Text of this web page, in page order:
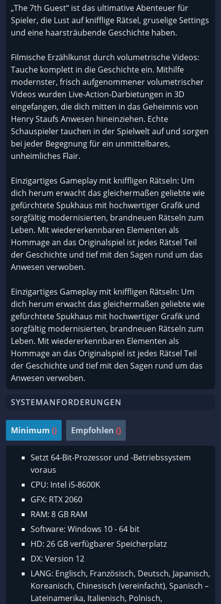
„The 7th Guest“ ist das ultimative Abenteuer für
Spieler, die Lust auf knifflige Rätsel, gruselige Settings
und eine haarsträubende Geschichte haben.
Filmische Erzählkunst durch volumetrische Videos:
Tauche komplett in die Geschichte ein. Mithilfe
modernster, frisch aufgenommener volumetrischer
Videos wurden Live-Action-Darbietungen in 3D
eingefangen, die dich mitten in das Geheimnis von
Henry Staufs Anwesen hineinziehen. Echte
Schauspieler tauchen in der Spielwelt auf und sorgen
bei jeder Begegnung für ein unmittelbares,
unheimliches Flair.
Einzigartiges Gameplay mit kniffligen Rätseln: Um
dich herum erwacht das gleichermaßen geliebte wie
gefürchtete Spukhaus mit hochwertiger Grafik und
sorgfältig modernisierten, brandneuen Rätseln zum
Leben. Mit wiedererkennbaren Elementen als
Hommage an das Originalspiel ist jedes Rätsel Teil
der Geschichte und tief mit den Sagen rund um das
Anwesen verwoben.
Einzigartiges Gameplay mit kniffligen Rätseln: Um
dich herum erwacht das gleichermaßen geliebte wie
gefürchtete Spukhaus mit hochwertiger Grafik und
sorgfältig modernisierten, brandneuen Rätseln zum
Leben. Mit wiedererkennbaren Elementen als
Hommage an das Originalspiel ist jedes Rätsel Teil
der Geschichte und tief mit den Sagen rund um das
Anwesen verwoben.
SYSTEMANFORDERUNGEN
Minimum () Empfohlen ()
Setzt 64-Bit-Prozessor und -Betriebssystem
voraus
CPU: Intel i5-8600K
GFX: RTX 2060
RAM: 8 GB RAM
Software: Windows 10 - 64 bit
HD: 26 GB verfügbarer Speicherplatz
DX: Version 12
LANG: Englisch, Französisch, Deutsch, Japanisch,
Koreanisch, Chinesisch (vereinfacht), Spanisch –
Lateinamerika, Italienisch, Polnisch,